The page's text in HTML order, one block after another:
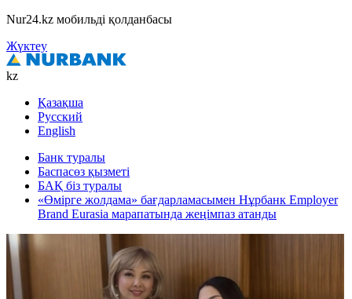
Nur24.kz мобильді қолданбасы
Жүктеу
kz
Қазақша
Русский
English
Банк туралы
Баспасөз қызметі
БАҚ біз туралы
«Өмірге жолдама» бағдарламасымен Нұрбанк Employer
Brand Eurasia марапатында жеңімпаз атанды